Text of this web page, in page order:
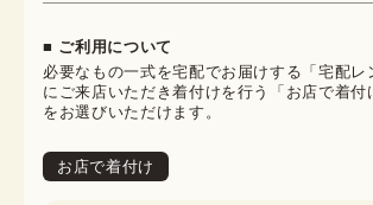
■ ご利用について
必要なもの一式を宅配でお届けする「宅配レ
にご来店いただき着付けを行う「お店で着付
をお選びいただけます。
お店で着付け